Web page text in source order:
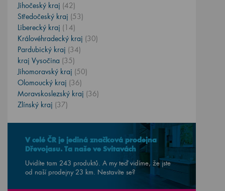
Jihočeský kraj (42)
Středočeský kraj (53)
Liberecký kraj (14)
Královéhradecký kraj (30)
Pardubický kraj (34)
kraj Vysočina (35)
Jihomoravský kraj (50)
Olomoucký kraj (36)
Moravskoslezský kraj (36)
Zlínský kraj (37)
V celé ČR je jediná značková prodejna
Dřevojasu. Ta naše ve Svitavách
Uvidíte tam 243 produktů. A my teď vidíme, že jste
od naší prodejny 23 km. Nestavíte se?